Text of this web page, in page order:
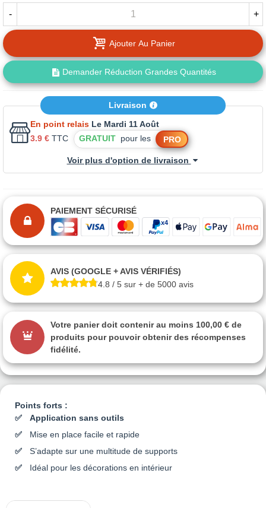
Points forts :
Application sans outils
Mise en place facile et rapide
S’adapte sur une multitude de supports
Idéal pour les décorations en intérieur
- +
Ajouter Au Panier
Demander Réduction Grandes Quantités
Livraison
En point relais Le Mardi 11 Août
3.9 € TTC GRATUIT pour les PRO
Voir plus d'option de livraison
PAIEMENT SÉCURISÉ
AVIS (GOOGLE + AVIS VÉRIFIÉS)
4.8 / 5 sur + de 5000 avis
Votre panier doit contenir au moins 100,00 € de
produits pour pouvoir obtenir des récompenses
fidélité.